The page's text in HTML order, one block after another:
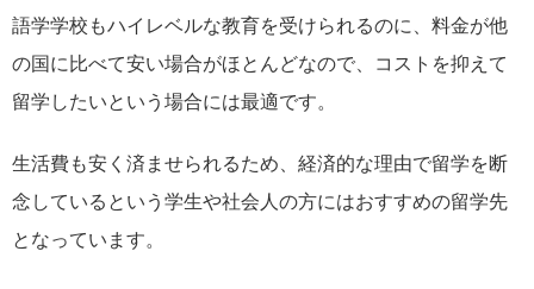
語学学校もハイレベルな教育を受けられるのに、料金が他
の国に比べて安い場合がほとんどなので、コストを抑えて
留学したいという場合には最適です。
生活費も安く済ませられるため、経済的な理由で留学を断
念しているという学生や社会人の方にはおすすめの留学先
となっています。